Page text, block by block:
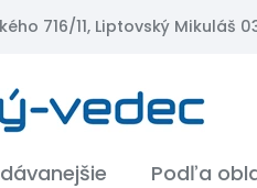
716/11, Liptovský Mikuláš
Podľa